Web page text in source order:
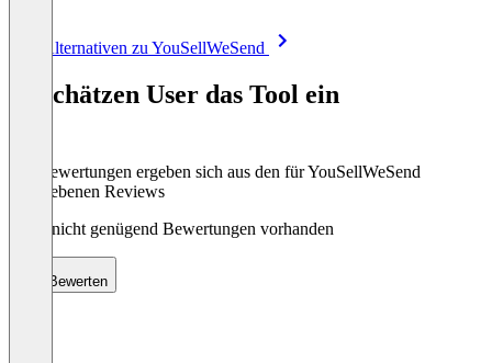
Alle Alternativen zu YouSellWeSend
So schätzen User das Tool ein
Die Bewertungen ergeben sich aus den für YouSellWeSend
abgegebenen Reviews
Noch nicht genügend Bewertungen vorhanden
Bewerten